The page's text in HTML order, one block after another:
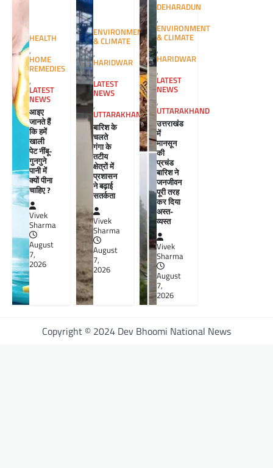
HEALTH
,
HOME
REMEDIES
,
LATEST
NEWS
आइए
जानते हैं
कि हमें
खाली
पेट नींबू-
गुनगुने
पानी में
क्यों पीना
चाहिए ?
Vivek
Sharma
August
7,
2026
ENVIRONMENT
& CLIMATE
,
HARIDWAR
,
LATEST
NEWS
,
UTTARAKHAND
बारिश के
चलते
गंगा के
तटीय
क्षेत्रों में
प्रशासन
ने बढ़ाई
सतर्कता
Vivek
Sharma
August
7,
2026
DEHARADUN
,
ENVIRONMENT
& CLIMATE
,
HARIDWAR
,
LATEST
NEWS
,
UTTARAKHAND
उत्तराखंड
में
मानसून
की
प्रचंड
बारिश ने
जनजीवन
पूरी तरह
कर दिया
अस्त-
व्यस्त
Vivek
Sharma
August
7,
2026
Copyright © 2024 Dev Bhoomi National News